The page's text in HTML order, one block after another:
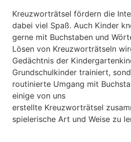
Kreuzworträtsel fördern die
dabei viel Spaß. Auch Kinder
gerne mit Buchstaben und
Lösen von Kreuzworträtseln
Gedächtnis der
Grundschulkinder trainiert,
routinierte Umgang mit
einige von uns
erstellte Kreuzworträtsel
spielerische Art und Weise zu